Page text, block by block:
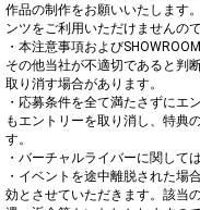
作品の制作をお願いいたします
ンツをご利用いただけませんの
・本注意事項および
その他当社が不適切であると判
取り消す場合があります。
・応募条件を全て満たさずにエ
もエントリーを取り消し、特典
す。
・バーチャルライバーに関して
・イベントを途中離脱された場
効とさせていただきます。該当